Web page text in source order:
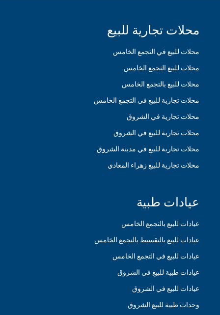
محلات تجارية للبيع
محلات للبيع في التجمع الخامس
محلات للبيع التجمع الخامس
محلات للبيع بالتجمع الخامس
محلات تجارية للبيع في التجمع الخامس
محلات تجارية في الشروق
محلات تجارية للبيع في الشروق
محلات تجارية للبيع في مدينة الشروق
محلات تجارية للبيع زهراء المعادي
عيادات طبية
عيادات للبيع بالتجمع الخامس
عيادات للبيع بالتقسيط بالتجمع الخامس
عيادات للبيع في التجمع الخامس
عيادات طبية للبيع في الشروق
عيادات للبيع في الشروق
وحدات طبية للبيع الشروق